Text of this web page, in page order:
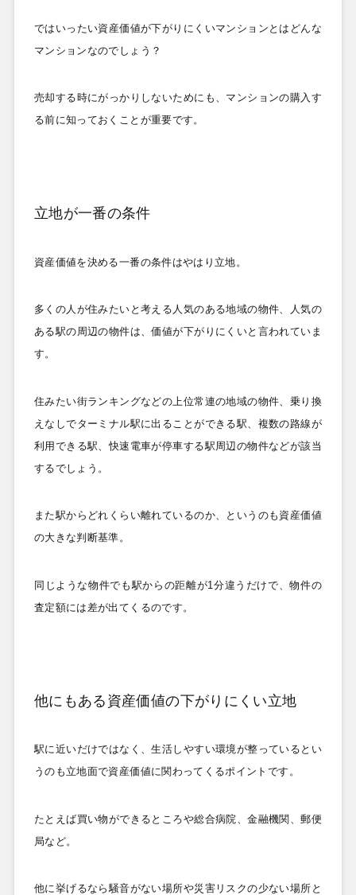
ではいったい資産価値が下がりにくいマンションとはどんな
マンションなのでしょう？
売却する時にがっかりしないためにも、マンションの購入す
る前に知っておくことが重要です。
立地が一番の条件
資産価値を決める一番の条件はやはり立地。
多くの人が住みたいと考える人気のある地域の物件、人気の
ある駅の周辺の物件は、価値が下がりにくいと言われていま
す。
住みたい街ランキングなどの上位常連の地域の物件、乗り換
えなしでターミナル駅に出ることができる駅、複数の路線が
利用できる駅、快速電車が停車する駅周辺の物件などが該当
するでしょう。
また駅からどれくらい離れているのか、というのも資産価値
の大きな判断基準。
同じような物件でも駅からの距離が1 分違うだけで、物件の
査定額には差が出てくるのです。
他にもある資産価値の下がりにくい立地
駅に近いだけではなく、生活しやすい環境が整っているとい
うのも立地面で資産価値に関わってくるポイントです。
たとえば買い物ができるところや総合病院、金融機関、郵便
局など。
他に挙げるなら騒音がない場所や災害リスクの少ない場所と